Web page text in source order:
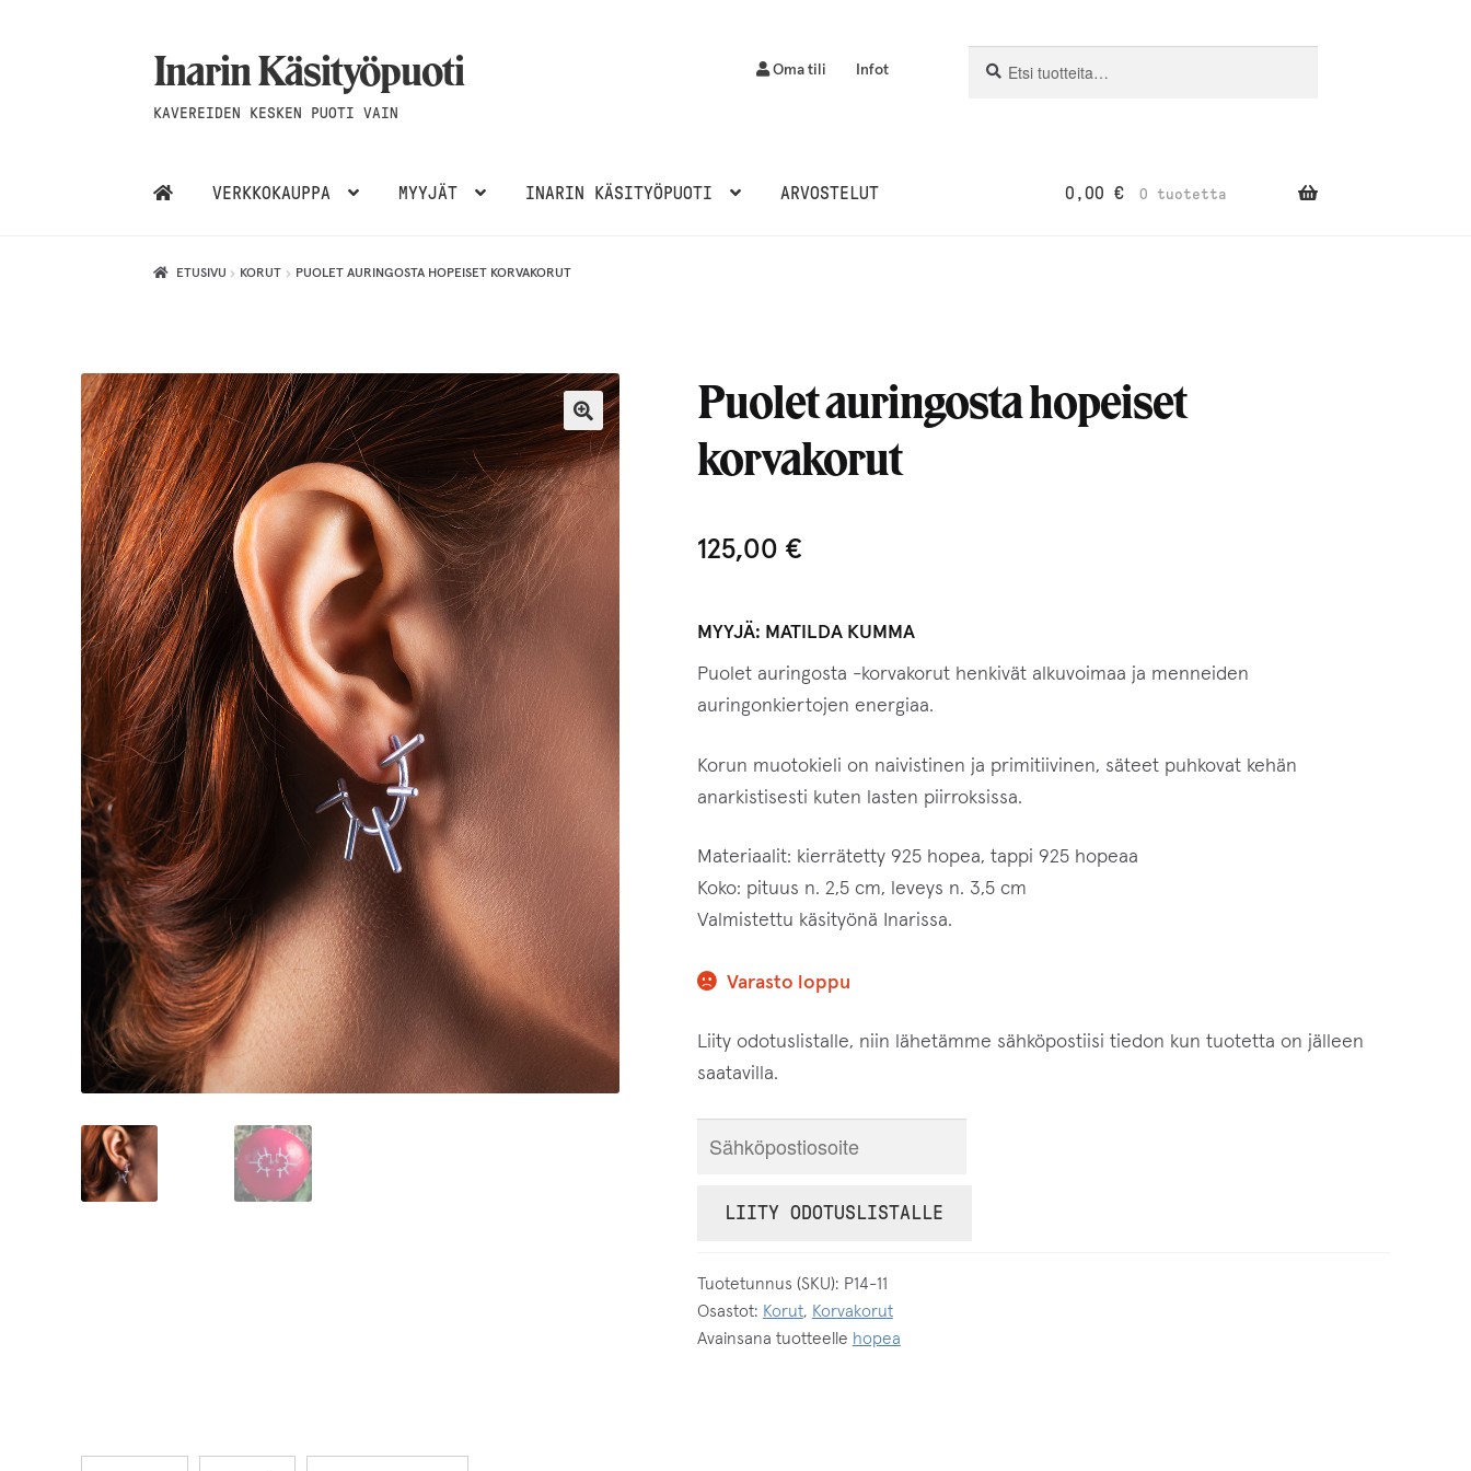
Siirry
navigointiin
Siirry
sisältöön
Inarin Käsityöpuoti
KAVEREIDEN KESKEN PUOTI VAIN
Oma tili Infot
VERKKOKAUPPA MYYJÄT INARIN KÄSITYÖPUOTI ARVOSTELUT 0,00 € 0 tuotetta
ETUSIVU KORUT PUOLET AURINGOSTA HOPEISET KORVAKORUT
Puolet auringosta hopeiset
korvakorut
125,00 €
MYYJÄ: MATILDA KUMMA
Puolet auringosta -korvakorut henkivät alkuvoimaa ja menneiden
auringonkiertojen energiaa.
Korun muotokieli on naivistinen ja primitiivinen, säteet puhkovat kehän
anarkistisesti kuten lasten piirroksissa.
Materiaalit: kierrätetty 925 hopea, tappi 925 hopeaa
Koko: pituus n. 2,5 cm, leveys n. 3,5 cm
Valmistettu käsityönä Inarissa.
Varasto loppu
Liity odotuslistalle, niin lähetämme sähköpostiisi tiedon kun tuotetta on jälleen
saatavilla.
s
ä
LIITY ODOTUSLISTALLE
Tuotetunnus (SKU): P14-11
Osastot: Korut, Korvakorut
Avainsana tuotteelle hopea